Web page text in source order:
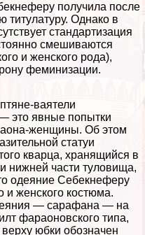
получила после
титулатуру. Однако в
стандартизация
смешиваются
и женского рода),
феминизации.
ваятели
это явные попытки
женщины. Об этом
статуи
кварца, хранящийся в
нижней части туловища,
одеяние Себекнеферу
женского костюма.
— сарафана — на
фараоновского типа,
юбки обозначен